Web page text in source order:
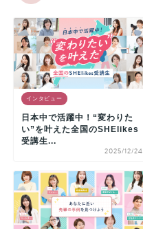
インタビュー
日本中で活躍中！“変わりた
い”を叶えた全国のSHElikes
受講生...
2025/12/24